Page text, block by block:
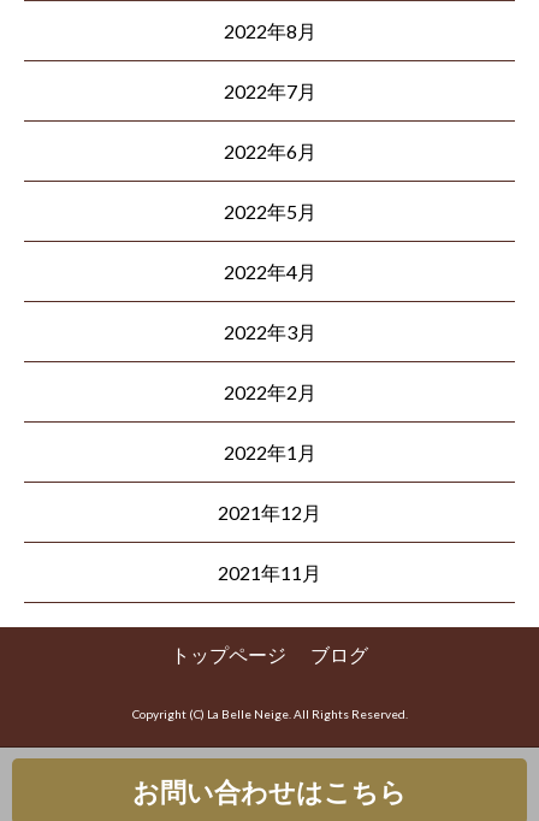
2022年8月
2022年7月
2022年6月
2022年5月
2022年4月
2022年3月
2022年2月
2022年1月
2021年12月
2021年11月
トップページ ブログ
Copyright (C) La Belle Neige. All Rights Reserved.
お問い合わせはこちら